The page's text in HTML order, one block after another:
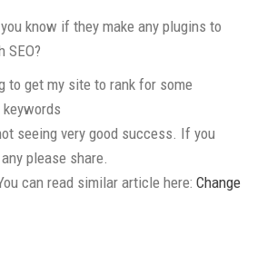
know if they make any plugins to
SEO?
to get my site to rank for some
seeing very good success. If you
please share.
can read similar article here: Change